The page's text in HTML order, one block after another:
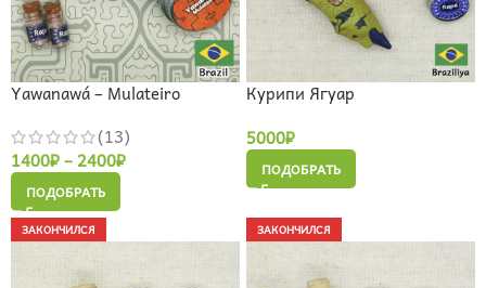
Yawanawá – Mulateiro
(13)
1400₽–2400₽
ПОДОБРАТЬ
Курипи Ягуар
5000₽
ПОДОБРАТЬ
ЗАКОНЧИЛСЯ ЗАКОНЧИЛСЯ